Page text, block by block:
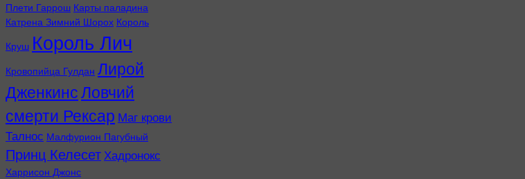
Плети Гаррош Карты паладина
Катрена Зимний Шорох Король
Круш Король Лич
Кровопийца Гулдан Лирой
ДженкинсЛовчий
смерти Рексар Маг крови
Талнос Малфурион Пагубный
Принц Келесет Хадронокс
Харрисон Джонс